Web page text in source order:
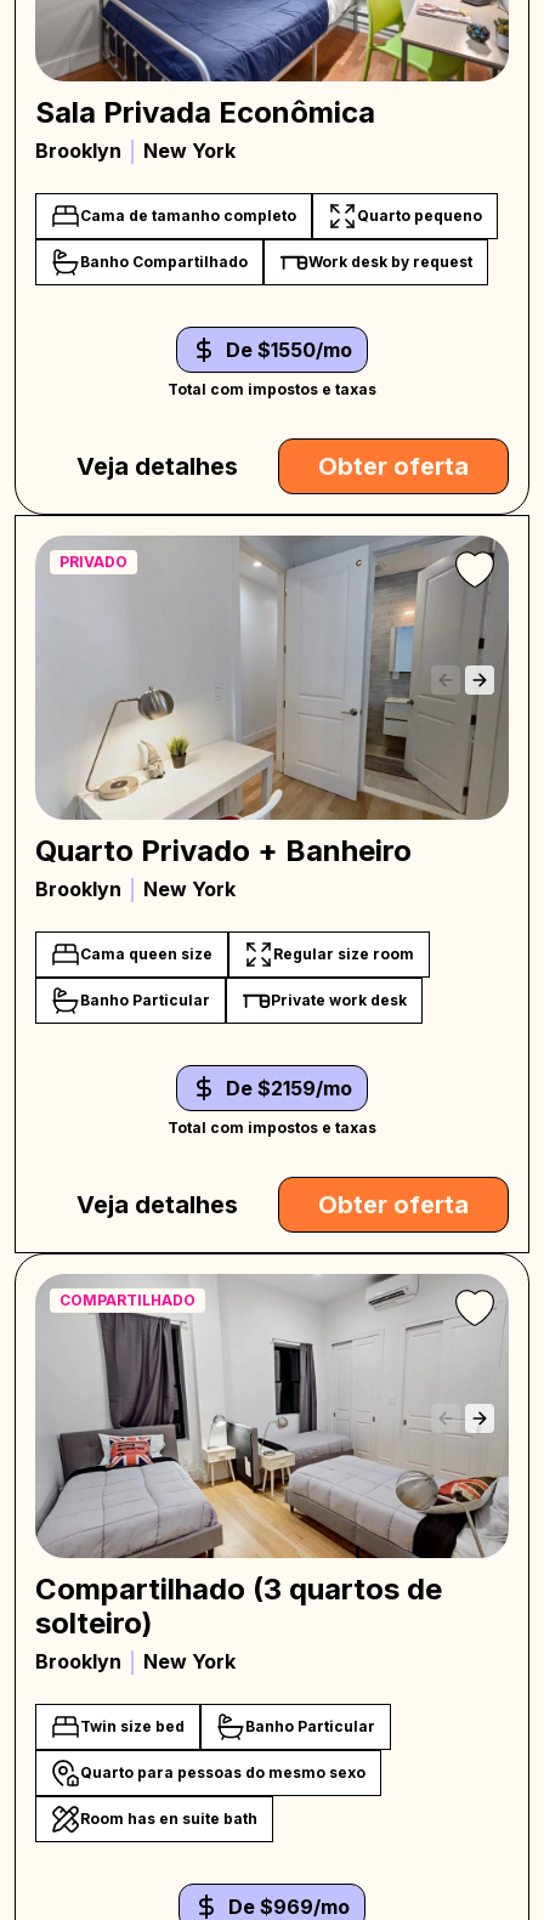
Sala Privada Econômica
Brooklyn New York
Cama de tamanho completo Quarto pequeno
Banho Compartilhado Work desk by request
De $1550/mo
Total com impostos e taxas
Veja detalhes Obter oferta
PRIVADO
Quarto Privado + Banheiro
Brooklyn New York
Cama queen size Regular size room
Banho Particular Private work desk
De $2159/mo
Total com impostos e taxas
Veja detalhes Obter oferta
COMPARTILHADO
Compartilhado (3 quartos de
solteiro)
Brooklyn New York
Twin size bed Banho Particular
Quarto para pessoas do mesmo sexo
Room has en suite bath
De $969/mo